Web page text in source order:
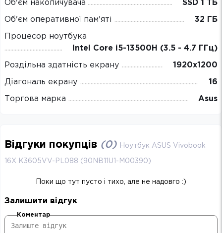
Об'єм накопичувача SSD 1 ТБ
Об'єм оперативної пам'яті 32 ГБ
Процесор ноутбука
Intel Core i5-13500H (3.5 - 4.7 ГГц)
Роздільна здатність екрану 1920x1200
Діагональ екрану 16
Торгова марка Asus
Відгуки покупців (0) Ноутбук ASUS Vivobook
16X K3605VV-PL088 (90NB11U1-M00390)
Поки що тут пусто і тихо, але не надовго :)
Залишити відгук
Коментар